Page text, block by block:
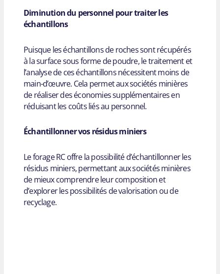
Diminution du personnel pour traiter les
échantillons
Puisque les échantillons de roches sont récupérés
à la surface sous forme de poudre, le traitement et
l’analyse de ces échantillons nécessitent moins de
main-d’œuvre. Cela permet aux sociétés minières
de réaliser des économies supplémentaires en
réduisant les coûts liés au personnel.
Échantillonner vos résidus miniers
Le forage RC offre la possibilité d’échantillonner les
résidus miniers, permettant aux sociétés minières
de mieux comprendre leur composition et
d’explorer les possibilités de valorisation ou de
recyclage.